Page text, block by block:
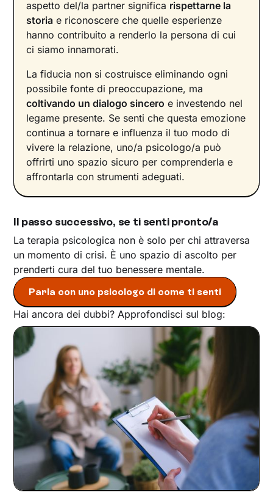
aspetto del/la partner significa rispettarne la
storia e riconoscere che quelle esperienze
hanno contribuito a renderlo la persona di cui
ci siamo innamorati.
La fiducia non si costruisce eliminando ogni
possibile fonte di preoccupazione, ma
coltivando un dialogo sincero e investendo nel
legame presente. Se senti che questa emozione
continua a tornare e influenza il tuo modo di
vivere la relazione, uno/a psicologo/a può
offrirti uno spazio sicuro per comprenderla e
affrontarla con strumenti adeguati.
Il passo successivo, se ti senti pronto/a
La terapia psicologica non è solo per chi attraversa
un momento di crisi. È uno spazio di ascolto per
prenderti cura del tuo benessere mentale.
Parla con uno psicologo di come ti senti
Hai ancora dei dubbi? Approfondisci sul blog: